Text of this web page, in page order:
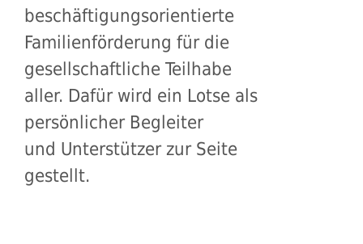
beschäftigungsorientierte
Familienförderung für die
gesellschaftliche Teilhabe
aller. Dafür wird ein Lotse als
persönlicher Begleiter
und Unterstützer zur Seite
gestellt.